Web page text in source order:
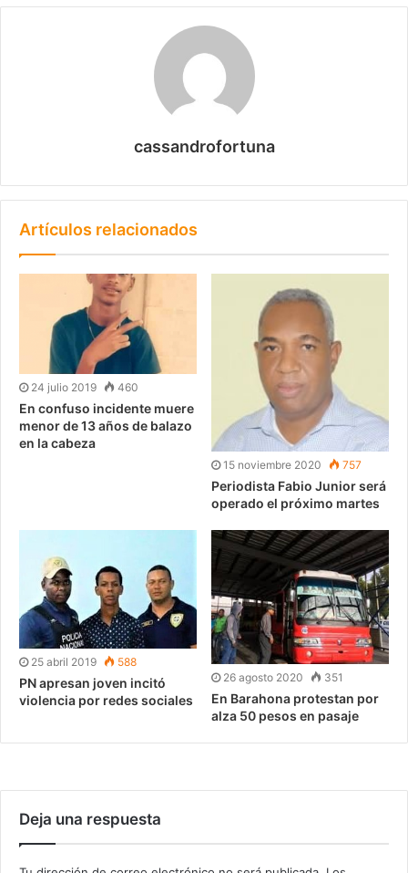
cassandrofortuna
Artículos relacionados
24 julio 2019 460
En confuso incidente muere
menor de 13 años de balazo
en la cabeza
15 noviembre 2020 757
Periodista Fabio Junior será
operado el próximo martes
25 abril 2019 588
PN apresan joven incitó
violencia por redes sociales
26 agosto 2020 351
En Barahona protestan por
alza 50 pesos en pasaje
Deja una respuesta